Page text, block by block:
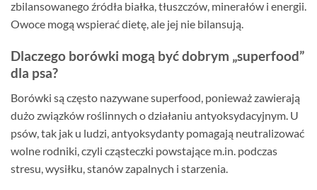
zbilansowanego źródła białka, tłuszczów, minerałów i energii.
Owoce mogą wspierać dietę, ale jej nie bilansują.
Dlaczego borówki mogą być dobrym „superfood”
dla psa?
Borówki są często nazywane superfood, ponieważ zawierają
dużo związków roślinnych o działaniu antyoksydacyjnym. U
psów, tak jak u ludzi, antyoksydanty pomagają neutralizować
wolne rodniki, czyli cząsteczki powstające m.in. podczas
stresu, wysiłku, stanów zapalnych i starzenia.